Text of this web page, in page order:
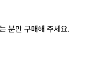
분만 구매해 주세요.